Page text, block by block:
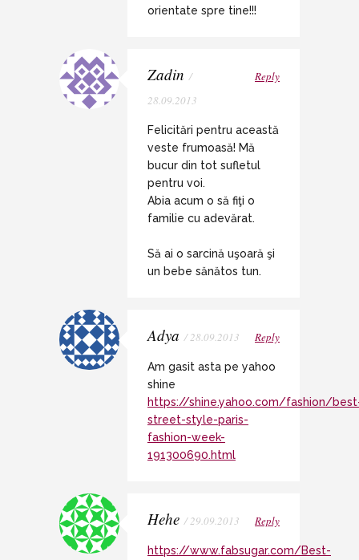
orientate spre tine!!!
Zadin /
28.09.2013
Reply
Felicitări pentru această
veste frumoasă! Mă
bucur din tot sufletul
pentru voi.
Abia acum o să fiţi o
familie cu adevărat.
Să ai o sarcină uşoară şi
un bebe sănătos tun.
Adya / 28.09.2013 Reply
Am gasit asta pe yahoo
shine
https://shine.yahoo.com/fashion/
street-style-paris-
fashion-week-
191300690.html
Hehe / 29.09.2013 Reply
https://www.fabsugar.com/Best-